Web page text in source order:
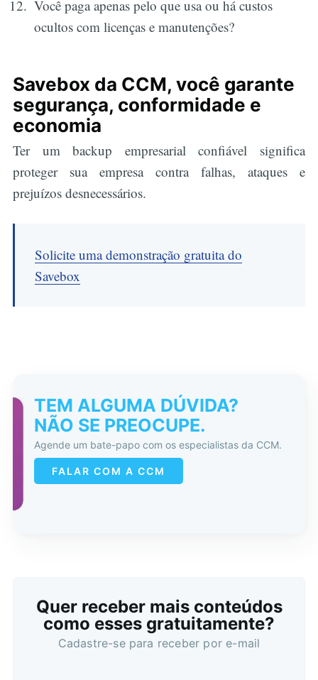
Você paga apenas pelo que usa ou há custos
ocultos com licenças e manutenções?
Savebox da CCM, você garante
segurança, conformidade e
economia
Ter um backup empresarial confiável significa
proteger sua empresa contra falhas, ataques e
prejuízos desnecessários.
Solicite uma demonstração gratuita do
Savebox
TEM ALGUMA DÚVIDA?
NÃO SE PREOCUPE.
Agende um bate-papo com os especialistas da CCM.
FALAR COM A CCM
Quer receber mais conteúdos
como esses gratuitamente?
Cadastre-se para receber por e-mail